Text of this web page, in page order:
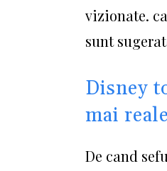
vizionate.
sunt
Disney
mai reale
De cand